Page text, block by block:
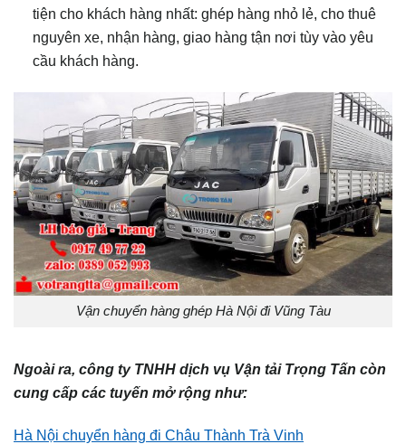
tiện cho khách hàng nhất: ghép hàng nhỏ lẻ, cho thuê
nguyên xe, nhận hàng, giao hàng tận nơi tùy vào yêu
cầu khách hàng.
Vận chuyển hàng ghép Hà Nội đi Vũng Tàu
Ngoài ra, công ty TNHH dịch vụ Vận tải Trọng Tấn còn
cung cấp các tuyến mở rộng như:
Hà Nội chuyển hàng đi Châu Thành Trà Vinh